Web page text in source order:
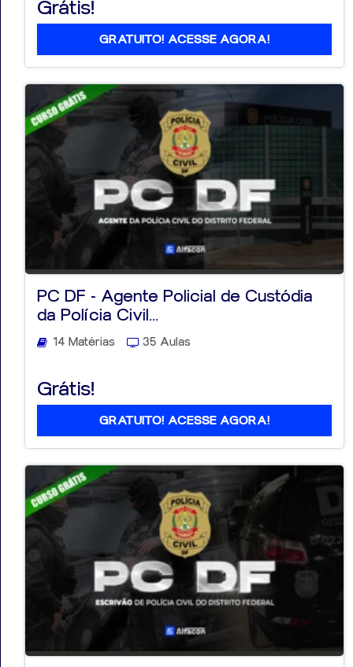
Grátis!
GRATUITO! ACESSE AGORA!
PC DF - Agente Policial de Custódia
da Polícia Civil...
14 Matérias 35 Aulas
Grátis!
GRATUITO! ACESSE AGORA!